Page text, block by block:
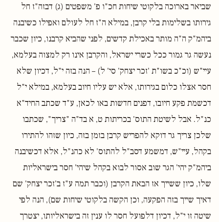
שביאר בארוכה בלקוטי שיחות חכ"ו פ' משפטים (ג) דבזה"ז חל
גירותו בשלימות בלי קרבן, במילא ה"ז חל לעולם ואפילו כשיבנה
ביהמ"ק ה"ה מותר באכילת קדשים, לפני שהביא קרבנו, כיון שכבר
נעשה גר גמור ככל כשרי ישראל, והקרבן אינו רק למצוה בעלמא,
עיי"ש (וכ"כ בשו"ת 'זכר יצחק' סי' ל) – הנה בזה י"ל, דכיון שלא
חסר אצלו כלום בגירותו, אלא יש עליו חיוב בעלמא, במילא י"ל
דכשמת פקע חיובו, דפנים חדשות באו לכאן, ע"ד שכתב החיד"א
כנ"ל. אבל לשיטת התוס' בכריתות ט, א בד"ה "צריך", שכתבו
שלכן צריך גר דוקא להפריש קרבן בזמן בזה, כיון שזהו להתירו
בקהל, עיי"ש, דמשמע דסב"ל להתוס' לא כהנ"ל, אלא דכשיבנה
ביהמ"ק יהי' הגר שוב אסור לבוא בקהל שיהי' חסר בישראליות
שלו, כיון ששייך אז הבאת הקרבן (וכבר תמה ע"ז ב'זכר יצחק' שם
דאיך שייך בזה הפקעה, וכן הקשה בלקוטי שיחות שם), הנה לפי
שיטה זו י"ל, דכיון דלפועל חסר לו ענין זה בישראליותו, יצטרך